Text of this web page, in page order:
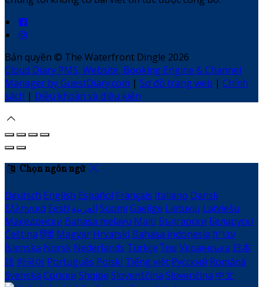
Bản quyền © The Waterfront Dingle 2026
Cloud Diary PMS, Website, Booking Engine & Channel
Manager by GuestDiary.com | Sơ đồ trang web | Chính
sách | Điều khoản và điều kiện
Chọn ngôn ngữ
Deutsch English Español Français Italiano Dansk
Ελληνικά Eesti العربية Suomi Gaeilge Lietuvių Latviešu
Македонски Bahasa melayu Malti Български Беларускі
Čeština हिंदी Magyar Hrvatski Bahasa indonesia עברית
Íslenska Norsk Nederlands Türkçe ไทย Українська 日本
語 한국어 Português Polski Tiếng việt Русский Română
Svenska Српски Shqipe Slovenščina Slovenčina 中文